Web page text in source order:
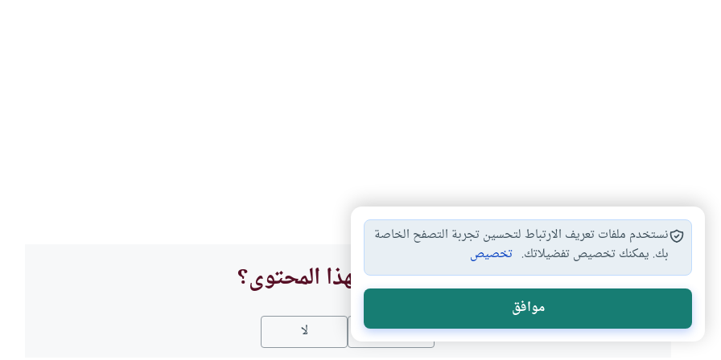
هل انتفعت بهذا المحتوى؟
نعم لا
نستخدم ملفات تعريف الارتباط لتحسين تجربة التصفح الخاصة
بك. يمكنك تخصيص تفضيلاتك. تخصيص
موافق